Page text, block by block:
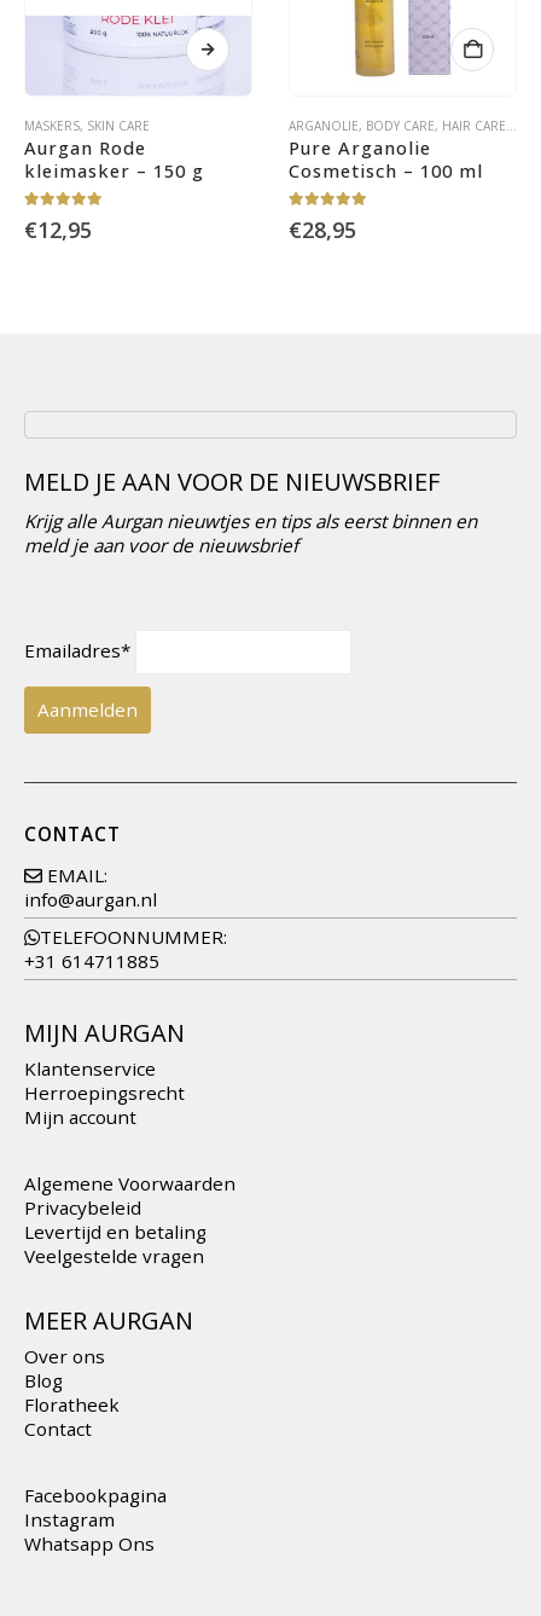
MASKERS, SKIN CARE
Aurgan Rode
kleimasker – 150 g
€12,95
ARGANOLIE, BODY CARE, HAIR CARE
Pure Arganolie
Cosmetisch – 100 ml
€28,95
MELD JE AAN VOOR DE NIEUWSBRIEF
Krijg alle Aurgan nieuwtjes en tips als eerst binnen en
meld je aan voor de nieuwsbrief
Emailadres*
CONTACT
EMAIL:
info@aurgan.nl
TELEFOONNUMMER:
+31 614711885
MIJN AURGAN
Klantenservice
Herroepingsrecht
Mijn account
Algemene Voorwaarden
Privacybeleid
Levertijd en betaling
Veelgestelde vragen
MEER AURGAN
Over ons
Blog
Floratheek
Contact
Facebookpagina
Instagram
Whatsapp Ons